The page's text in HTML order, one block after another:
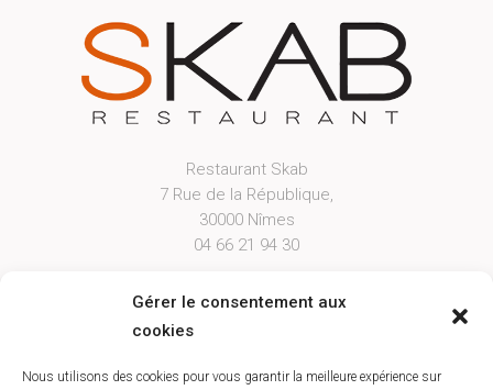
Gérer le consentement aux
cookies
Nous utilisons des cookies pour vous garantir la meilleure expérience sur
Restaurant Skab
7 Rue de la République,
30000 Nîmes
04 66 21 94 30
Open From Tuesday Evening to Saturday
Lunch from 12h00 to 12h45 & Dinner from
Booking